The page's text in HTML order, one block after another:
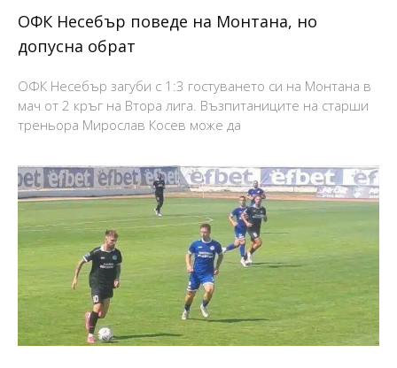
ОФК Несебър поведе на Монтана, но
допусна обрат
ОФК Несебър загуби с 1:3 гостуването си на Монтана в
мач от 2 кръг на Втора лига. Възпитаниците на старши
треньора Мирослав Косев може да